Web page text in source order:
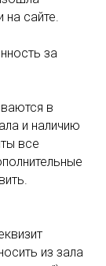
на сайте.
за
в
и наличию
все
из зала